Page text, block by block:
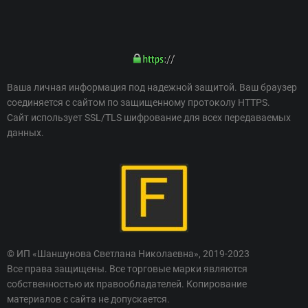
Ваша личная информация под надежной защитой. Ваш браузер
соединяется с сайтом по защищенному протоколу HTTPS.
Сайт использует SSL/TLS шифрование для всех передаваемых
данных.
© ИП «Шаншунова Светлана Николаевна», 2019-2023
Все права защищены. Все торговые марки являются
собственностью их правообладателей. Копирование
материалов с сайта не допускается.